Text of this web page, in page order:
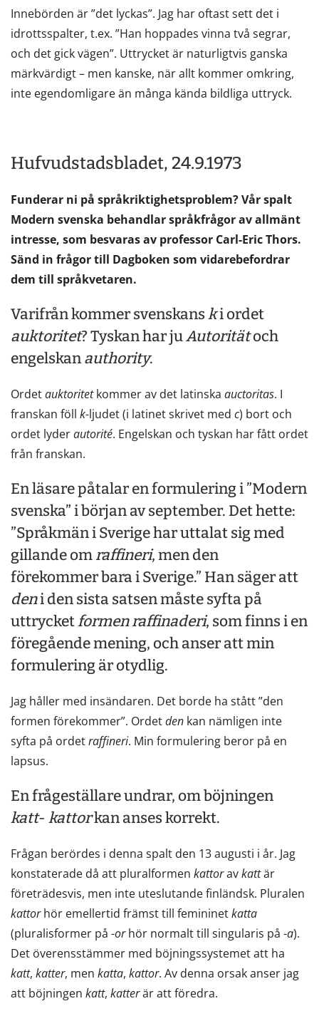
Innebörden är ”det lyckas”. Jag har oftast sett det i
idrottsspalter, t.ex. ”Han hoppades vinna två segrar,
och det gick vägen”. Uttrycket är naturligtvis ganska
märkvärdigt – men kanske, när allt kommer omkring,
inte egendomligare än många kända bildliga uttryck.
Hufvudstadsbladet, 24.9.1973
Funderar ni på språkriktighetsproblem? Vår spalt
Modern svenska behandlar språkfrågor av allmänt
intresse, som besvaras av professor Carl-Eric Thors.
Sänd in frågor till Dagboken som vidarebefordrar
dem till språkvetaren.
Varifrån kommer svenskanski ordet
auktoritet? Tyskan har juAutoritätoch
engelskanauthority.
Ordetauktoritetkommer av det latinska auctoritas. I
franskan föll k-ljudet (i latinet skrivet med c) bort och
ordet lyderautorité. Engelskan och tyskan har fått ordet
från franskan.
En läsare påtalar en formulering i ”Modern
svenska” i början av september. Det hette:
”Språkmän i Sverige har uttalat sig med
gillande omraffineri, men den
förekommer bara i Sverige.” Han säger att
deni den sista satsen måste syfta på
uttrycketformenraffinaderi, som finns i en
föregående mening, och anser att min
formulering är otydlig.
Jag håller med insändaren. Det borde ha stått ”den
formen förekommer”. Ordetden kan nämligen inte
syfta på ordetraffineri. Min formulering beror på en
lapsus.
En frågeställare undrar, om böjningen
katt- kattorkan anses korrekt.
Frågan berördes i denna spalt den 13 augusti i år. Jag
konstaterade då att pluralformen kattoravkattär
företrädesvis, men inte uteslutande finländsk. Pluralen
kattorhör emellertid främst till femininetkatta
(pluralisformer på -orhör normalt till singularis på -a).
Det överensstämmer med böjningssystemet att ha
katt, katter, men katta, kattor. Av denna orsak anser jag
att böjningen katt, katterär att föredra.